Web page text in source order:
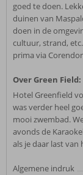
goed te doen.
duinen van
doen in de
cultuur, strand,
prima via
Over Green Field:
Hotel Greenfield
was verder heel
mooi zwembad.
avonds de
als je daar last van
Algemene indruk